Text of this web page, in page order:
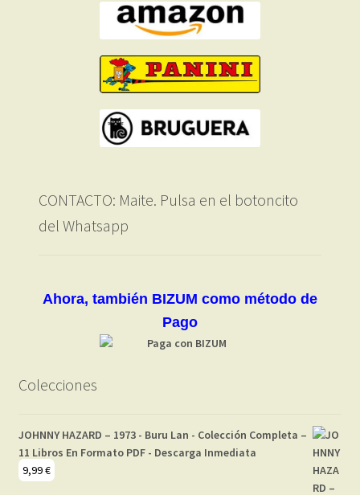
CONTACTO: Maite. Pulsa en el botoncito
del Whatsapp
Ahora, también BIZUM como método de
Pago
Colecciones
JOHNNY HAZARD – 1973 - Buru Lan - Colección Completa –
11 Libros En Formato PDF - Descarga Inmediata
9,99€